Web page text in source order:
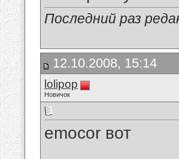
Последний раз
12.10.2008, 15:14
lolipop
Новичок
emocor вот